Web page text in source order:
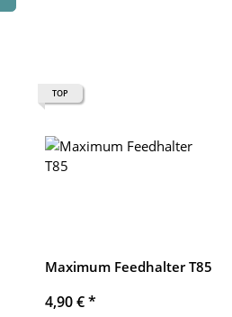
TOP
Maximum Feedhalter T85
4,90 €*